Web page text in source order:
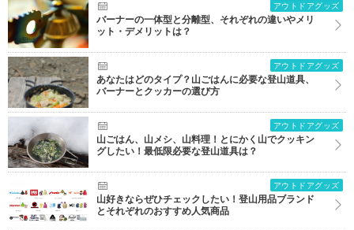
アウトドアグッズ
バーナーの一体型と分離型、それぞれの違いやメリ
ット・デメリットは？
アウトドアグッズ
あなたはどのタイプ？山ごはんに必要な登山道具、
バーナーとクッカーの選び方
アウトドアグッズ
山ごはん、山メシ、山料理！とにかく山でクッキン
グしたい！最低限必要な登山道具は？
アウトドアグッズ
山好きならぜひチェックしたい！登山用品ブランド
とそれぞれのおすすめ人気商品